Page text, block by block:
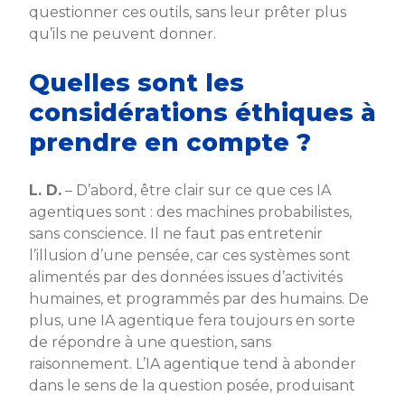
questionner ces outils, sans leur prêter plus
qu’ils ne peuvent donner.
Quelles sont les
considérations éthiques à
prendre en compte ?
L. D. – D’abord, être clair sur ce que ces IA
agentiques sont : des machines probabilistes,
sans conscience. Il ne faut pas entretenir
l’illusion d’une pensée, car ces systèmes sont
alimentés par des données issues d’activités
humaines, et programmés par des humains. De
plus, une IA agentique fera toujours en sorte
de répondre à une question, sans
raisonnement. L’IA agentique tend à abonder
dans le sens de la question posée, produisant